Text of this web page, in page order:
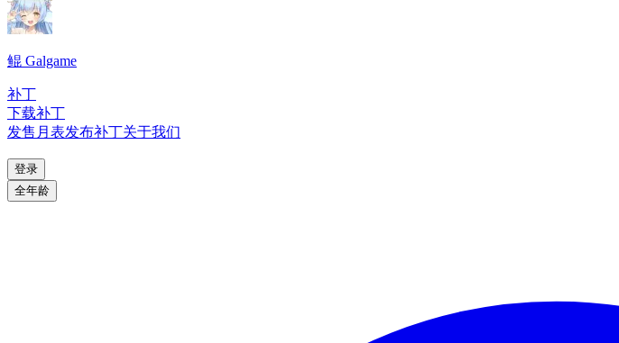
鲲 Galgame
补丁
下载补丁
发售月表发布补丁关于我们
登录
全年龄